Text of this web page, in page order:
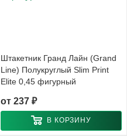
Штакетник Гранд Лайн (Grand
Line) Полукруглый Slim Print
Elite 0,45 фигурный
от 237 ₽
В КОРЗИНУ